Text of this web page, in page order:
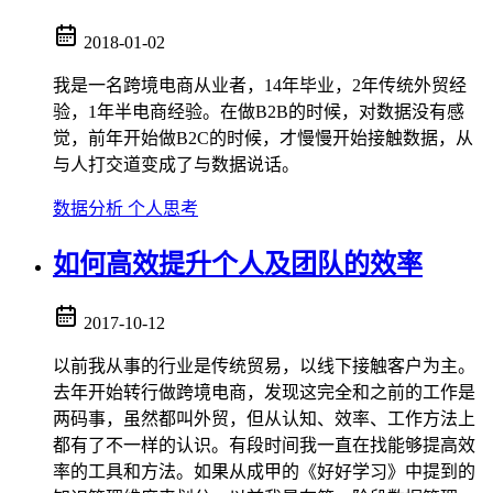
2018-01-02
我是一名跨境电商从业者，14年毕业，2年传统外贸经
验，1年半电商经验。在做B2B的时候，对数据没有感
觉，前年开始做B2C的时候，才慢慢开始接触数据，从
与人打交道变成了与数据说话。
数据分析 个人思考
如何高效提升个人及团队的效率
2017-10-12
以前我从事的行业是传统贸易，以线下接触客户为主。
去年开始转行做跨境电商，发现这完全和之前的工作是
两码事，虽然都叫外贸，但从认知、效率、工作方法上
都有了不一样的认识。有段时间我一直在找能够提高效
率的工具和方法。如果从成甲的《好好学习》中提到的